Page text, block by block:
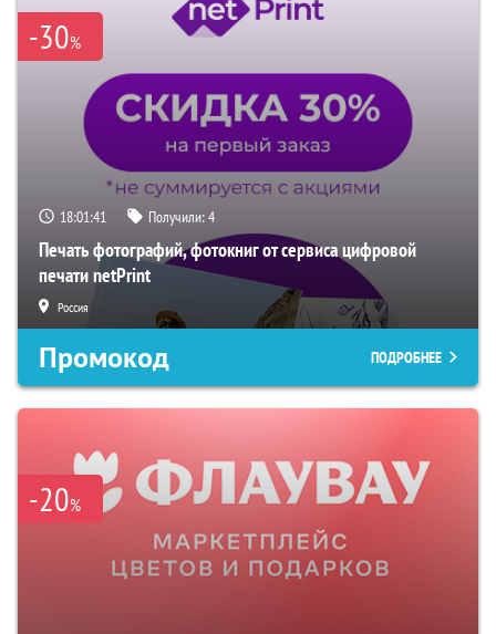
-30%
18:01:40 Получили:4
Печать фотографий, фотокниг от сервиса цифровой
печати netPrint
Россия
Промокод ПОДРОБНЕЕ
-20%